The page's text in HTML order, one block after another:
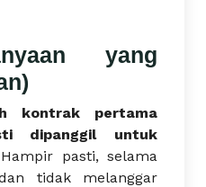
yang
kontrak pertama
dipanggil untuk
pasti, selama
tidak melanggar